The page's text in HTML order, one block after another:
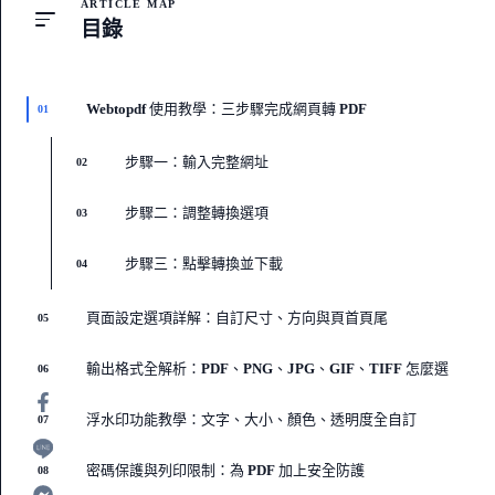
ARTICLE MAP
目錄
01 Webtopdf 使用教學：三步驟完成網頁轉 PDF
02 步驟一：輸入完整網址
03 步驟二：調整轉換選項
04 步驟三：點擊轉換並下載
05 頁面設定選項詳解：自訂尺寸、方向與頁首頁尾
06 輸出格式全解析：PDF、PNG、JPG、GIF、TIFF 怎麼選
07 浮水印功能教學：文字、大小、顏色、透明度全自訂
08 密碼保護與列印限制：為 PDF 加上安全防護